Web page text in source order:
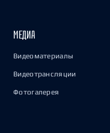
МЕДИА
Видеоматериалы
Видеотрансляции
Фотогалерея